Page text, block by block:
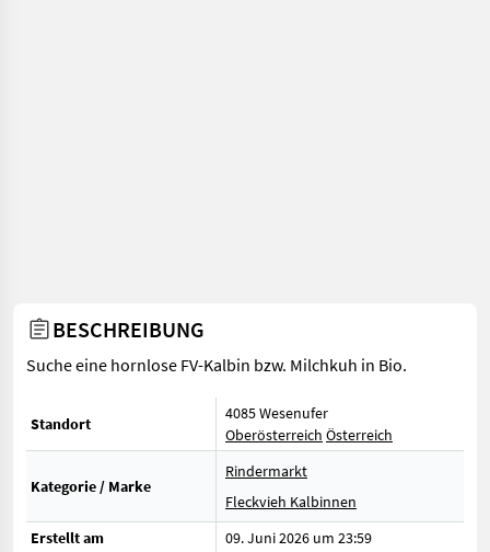
BESCHREIBUNG
Suche eine hornlose FV-Kalbin bzw. Milchkuh in Bio.
Standort
4085 Wesenufer
Oberösterreich Österreich
Kategorie / Marke
Rindermarkt
Fleckvieh Kalbinnen
Erstellt am
09. Juni 2026 um 23:59